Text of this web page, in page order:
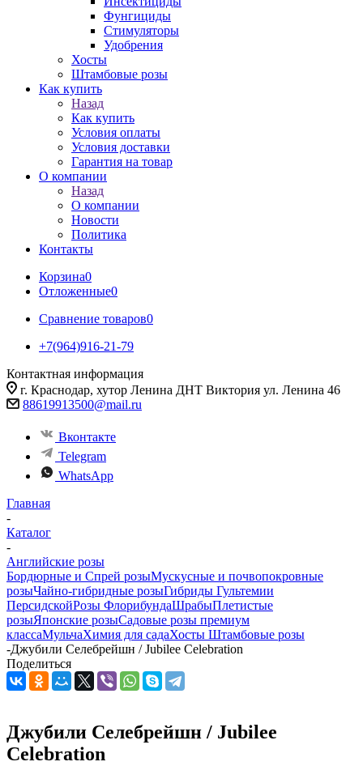
Фунгициды
Стимуляторы
Удобрения
Хосты
Штамбовые розы
Как купить
Назад
Как купить
Условия оплаты
Условия доставки
Гарантия на товар
О компании
Назад
О компании
Новости
Политика
Контакты
Корзина0
Отложенные0
Сравнение товаров0
+7(964)916-21-79
Контактная информация
г. Краснодар, хутор Ленина ДНТ Виктория ул. Ленина 46
88619913500@mail.ru
Вконтакте
Telegram
WhatsApp
Главная
-
Каталог
-
Английские розы
Бордюрные и Спрей розыМускусные и почвопокровные
розыЧайно-гибридные розыГибриды Гультемии
ПерсидскойРозы ФлорибундаШрабыПлетистые
розыЯпонские розыСадовые розы премиум
классаМульчаХимия для садаХосты Штамбовые розы
-Джубили Селебрейшн / Jubilee Celebration
Поделиться
Джубили Селебрейшн / Jubilee
Celebration